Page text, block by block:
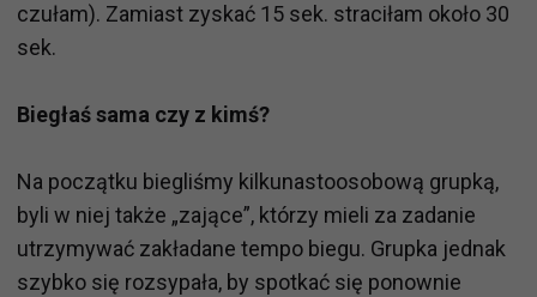
czułam). Zamiast zyskać 15 sek. straciłam około 30
sek.
Biegłaś sama czy z kimś?
Na początku biegliśmy kilkunastoosobową grupką,
byli w niej także „zające”, którzy mieli za zadanie
utrzymywać zakładane tempo biegu. Grupka jednak
szybko się rozsypała, by spotkać się ponownie